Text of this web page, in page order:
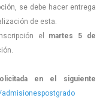
se debe hacer entrega
de esta.
el martes 5 de
en el siguiente